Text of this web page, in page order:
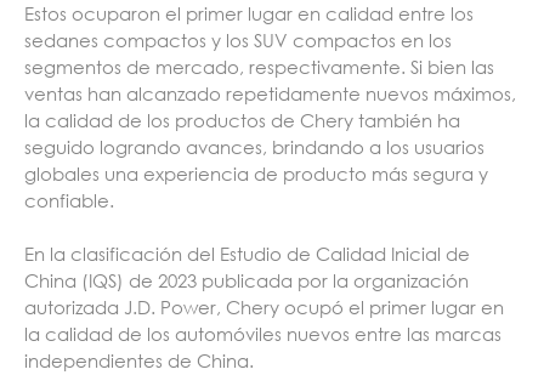
Estos ocuparon el primer lugar en calidad entre los
sedanes compactos y los SUV compactos en los
segmentos de mercado, respectivamente. Si bien las
ventas han alcanzado repetidamente nuevos máximos,
la calidad de los productos de Chery también ha
seguido logrando avances, brindando a los usuarios
globales una experiencia de producto más segura y
confiable.
En la clasificación del Estudio de Calidad Inicial de
China (IQS) de 2023 publicada por la organización
autorizada J.D. Power, Chery ocupó el primer lugar en
la calidad de los automóviles nuevos entre las marcas
independientes de China.